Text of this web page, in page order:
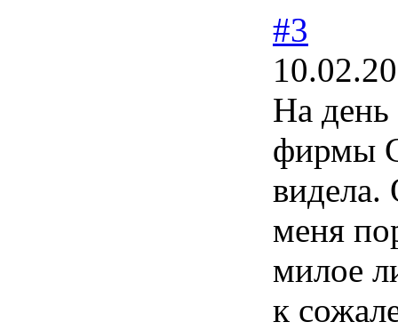
#3
На день
фирмы
видела.
меня
милое
к